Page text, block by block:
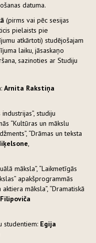
datuma.
(pirms vai pēc sesijas
pielaists pie
atkārtoti) studējošajam
laiku, jāsaskaņo
sazinoties ar Studiju
Arnita Rakstiņa
studiju
“Kultūras un mākslu
“Drāmas un teksta
,
māksla”, “Laikmetīgās
apakšprogrammās
māksla”, “Dramatiskā
studentiem: Egija